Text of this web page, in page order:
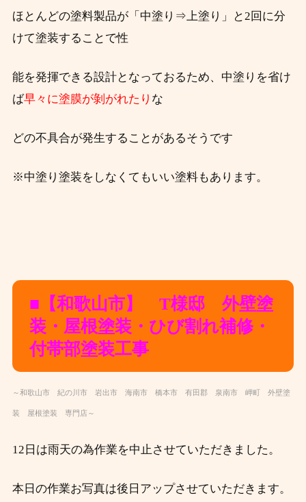
ほとんどの塗料製品が「中塗り⇒上塗り」と2回に分
けて塗装することで性
能を発揮できる設計となっておるため、中塗りを省け
ば早々に塗膜が剝がれたり な
どの不具合が発生することがあるそうです
※中塗り塗装をしなくてもいい塗料もあります。
■【和歌山市】 T様邸 外壁塗
装・屋根塗装・ひび割れ補修・
付帯部塗装工事
～和歌山市 紀の川市 岩出市 海南市 橋本市 有田郡 泉南市 岬町 外壁塗
装 屋根塗装 専門店～
12日は雨天の為作業を中止させていただきました。
本日の作業お写真は後日アップさせていただきます。